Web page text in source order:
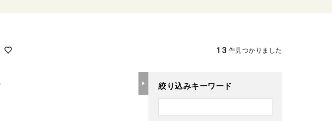
13 件見つかりました
絞り込みキーワード